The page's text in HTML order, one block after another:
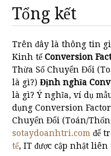
Tổng kết
Trên đây là thông tin
Kinh tếConversion
Thừa Số Chuyển Đổi
là gì?) Định nghĩa
là gì? Ý nghĩa, ví dụ
dụng Conversion
Chuyển Đổi (Toán/
sotaydoanhtri.com để
tế, IT được cập nhật liên